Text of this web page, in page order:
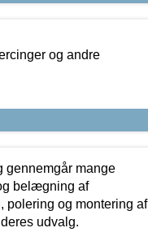
og andre
gennemgår mange
belægning af
polering og montering af
udvalg.